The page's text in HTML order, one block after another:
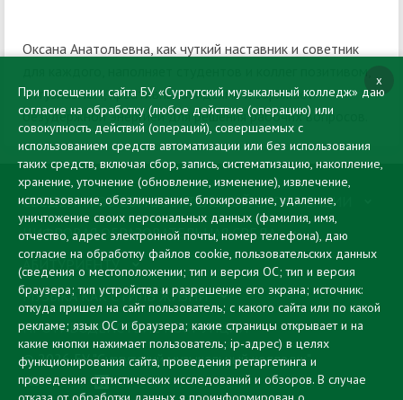
Оксана Анатольевна, как чуткий наставник и советник
для каждого, наполняет студентов и коллег позитивом,
энтузиазмом, креативными идеями и заряжает
безудержной энергией для решения рабочих вопросов.
СВЕДЕНИЯ ОБ ОБРАЗОВАТЕЛЬНОЙ ОРГАНИЗАЦИИ
ЦИФРОВАЯ ОБРАЗОВАТЕЛЬНАЯ СРЕДА
АБИТУРИЕНТУ
МУЗЫКА КАК СТИЛЬ ЖИЗНИ
ПРОТИВОДЕЙСТВИЕ КОРРУПЦИИ
© 2026 БУ "Сургутский музыкальный колледж"
x
При посещении сайта БУ «Сургутский музыкальный колледж» даю
согласие на обработку (любое действие (операцию) или
совокупность действий (операций), совершаемых с
использованием средств автоматизации или без использования
таких средств, включая сбор, запись, систематизацию, накопление,
хранение, уточнение (обновление, изменение), извлечение,
использование, обезличивание, блокирование, удаление,
уничтожение своих персональных данных (фамилия, имя,
отчество, адрес электронной почты, номер телефона), даю
согласие на обработку файлов cookie, пользовательских данных
(сведения о местоположении; тип и версия ОС; тип и версия
браузера; тип устройства и разрешение его экрана; источник:
откуда пришел на сайт пользователь; с какого сайта или по какой
рекламе; язык ОС и браузера; какие страницы открывает и на
какие кнопки нажимает пользователь; ip-адрес) в целях
функционирования сайта, проведения ретаргетинга и
проведения статистических исследований и обзоров. В случае